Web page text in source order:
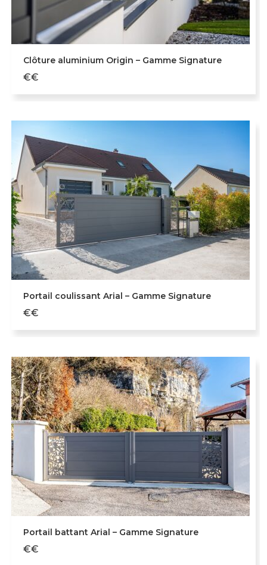
Clôture aluminium Origin – Gamme Signature
€€
Portail coulissant Arial – Gamme Signature
€€
Portail battant Arial – Gamme Signature
€€